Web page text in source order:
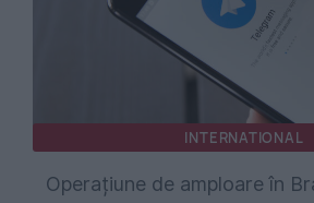
INTERNATIONAL
Operațiune de amploare în